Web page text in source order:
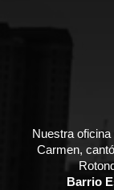
Nuestra
Carmen,
Barrio